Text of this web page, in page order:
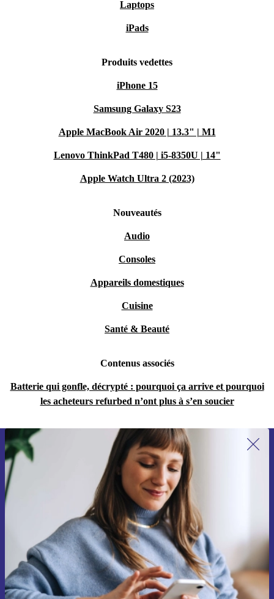
Laptops
iPads
Produits vedettes
iPhone 15
Samsung Galaxy S23
Apple MacBook Air 2020 | 13.3" | M1
Lenovo ThinkPad T480 | i5-8350U | 14"
Apple Watch Ultra 2 (2023)
Nouveautés
Audio
Consoles
Appareils domestiques
Cuisine
Santé & Beauté
Contenus associés
Batterie qui gonfle, décrypté : pourquoi ça arrive et pourquoi
les acheteurs refurbed n’ont plus à s’en soucier
Recevoir offres et infos de refurbed
par mail
Ne manquez plus aucune offre.
S'inscrire
Retrouvez les informations sur l'utilisation des données personnelles
dans notre
politique de confidentialité.